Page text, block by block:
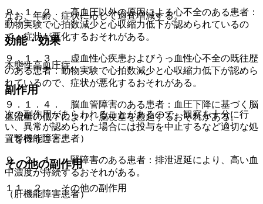
９．１．２． 高血圧以外の原因による心不全のある患者：
動物実験で心拍数減少と心収縮力低下が認められているの
で、症状が悪化するおそれがある。
９．１．３． 虚血性心疾患およびうっ血性心不全の既往歴
のある患者：動物実験で心拍数減少と心収縮力低下が認めら
れているので、症状が悪化するおそれがある。
９．１．４． 脳血管障害のある患者：血圧下降に基づく脳
血流量の低下により、脳梗塞を惹起するおそれがある。
（腎機能障害患者）
９．２．１． 腎障害のある患者：排泄遅延により、高い血
中濃度が持続するおそれがある。
（肝機能障害患者）
なお、年齢、症状に応じて適宜増減する。
効能・効果
本態性高血圧症。
副作用
次の副作用があらわれることがあるので、観察を十分に行
い、異常が認められた場合には投与を中止するなど適切な処
置を行うこと。
その他の副作用
１１．２． その他の副作用